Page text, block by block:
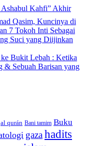
Qasim, Kuncinya di
7 Tokoh Inti Sebagai
Suci yang Diijinkan
Bukit Lebah : Ketika
& Sebuah Barisan yang
al qurán Bani tamim Buku
gazahadits